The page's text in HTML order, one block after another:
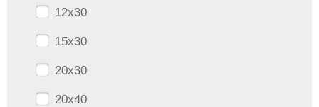
12x30
15x30
20x30
20x40